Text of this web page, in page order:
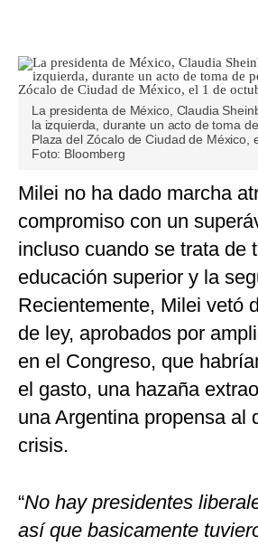
La presidenta de México, Claudia
la izquierda, durante un acto de toma
Plaza del Zócalo de Ciudad de México,
Foto: Bloomberg
Milei no ha dado marcha
compromiso con un
incluso cuando se trata de
educación superior y la
Recientemente, Milei vetó
de ley, aprobados por
en el Congreso, que
el gasto, una hazaña
una Argentina propensa al
crisis.
“No hay presidentes
así que basicamente